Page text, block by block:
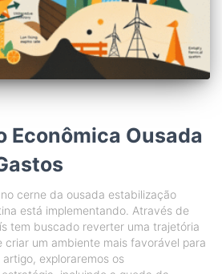
Econômica Ousada
cerne da ousada estabilização
está implementando. Através de
tem buscado reverter uma trajetória
criar um ambiente mais favorável para
exploraremos os